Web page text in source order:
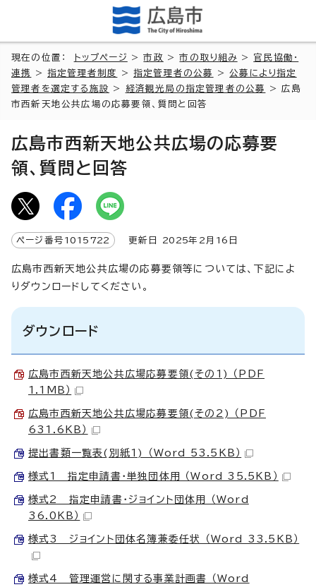
現在の位置： トップページ >市政 >市の取り組み > 官民協働・
連携
>指定管理者制度 >指定管理者の公募 >公募により指定
管理者を選定する施設
> 経済観光局の指定管理者の公募
> 広島
市西新天地公共広場の応募要領、質問と回答
広島市西新天地公共広場の応募要
領、質問と回答
ページ番号 1015722 更新日 2025年2月 16 日
広島市西新天地公共広場の応募要領等については、下記によ
りダウンロードしてください。
ダウンロード
広島市西新天地公共広場応募要領(その1) （PDF
1.1MB）
広島市西新天地公共広場応募要領(その2) （PDF
631.6KB）
提出書類一覧表(別紙1) （Word 53.5KB）
様式1 指定申請書・単独団体用 （Word 35.5KB）
様式2 指定申請書・ジョイント団体用 （Word
36.0KB）
様式3 ジョイント団体名簿兼委任状 （Word 33.5KB）
様式4 管理運営に関する事業計画書 （Word